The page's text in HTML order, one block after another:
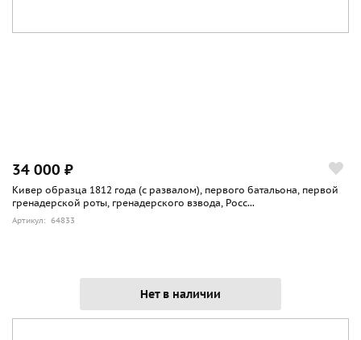
34 000 ₽
Кивер образца 1812 года (с развалом), первого батальона, первой
гренадерской роты, гренадерского взвода, Росс...
Артикул: 64833
Нет в наличии